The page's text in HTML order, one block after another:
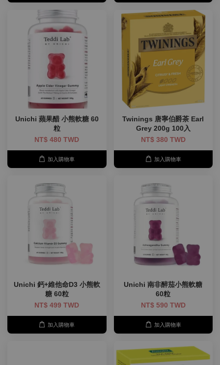
Unichi 蘋果醋 小熊軟糖 60
粒
NT$ 480 TWD
加入購物車
Twinings 唐寧伯爵茶 Earl
Grey 200g 100入
NT$ 380 TWD
加入購物車
Unichi 鈣+維他命D3 小熊軟
糖 60粒
NT$ 499 TWD
加入購物車
Unichi 南非醉茄小熊軟糖
60粒
NT$ 590 TWD
加入購物車